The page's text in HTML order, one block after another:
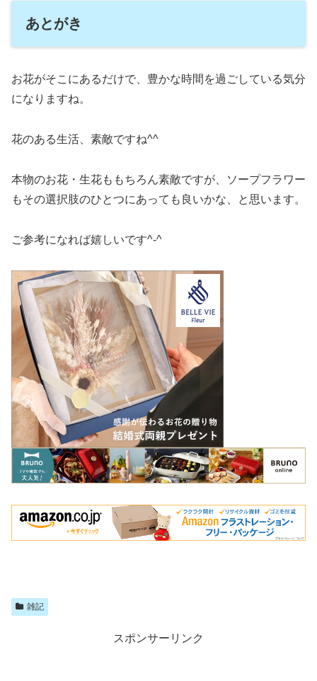
あとがき
お花がそこにあるだけで、豊かな時間を過ごしている気分
になりますね。
花のある生活、素敵ですね^^
本物のお花・生花ももちろん素敵ですが、ソープフラワー
もその選択肢のひとつにあっても良いかな、と思います。
ご参考になれば嬉しいです^-^
雑記
スポンサーリンク